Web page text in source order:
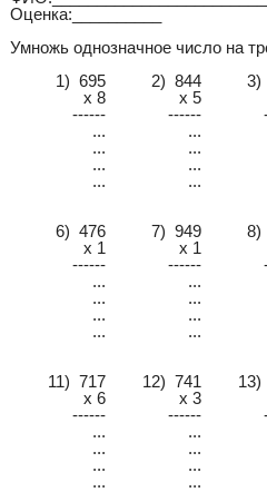
Оценка:__________
Умножь однозначное число на
1) 695
2) 844 3)
x 8
x 5
------
------
...
...
...
...
...
...
...
...
6) 476 7) 949 8)
x 1
x 1
------
------
...
...
...
...
...
...
...
...
11) 717 12) 741
x 6
x 3
------
------
...
...
...
...
...
...
...
...